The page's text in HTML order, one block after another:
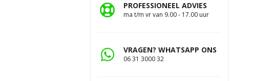
PROFESSIONEEL ADVIES
ma t/m vr van 9.00 - 17.00 uur
VRAGEN? WHATSAPP ONS
06 31 3000 32